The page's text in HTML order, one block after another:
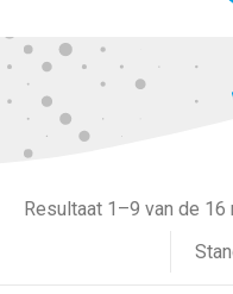
Resultaat 1–9 van de